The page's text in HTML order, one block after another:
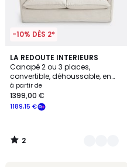
-10% DÈS 2*
LA REDOUTE INTERIEURS
Canapé 2 ou 3 places,
convertible, déhoussable, en
polyester, ODNA
à partir de
1189,15 €
1399,00 €
2
/
5
3
Couleurs
2
/